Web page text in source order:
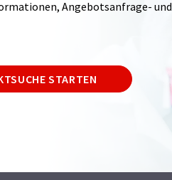
Angebotsanfrage-
STARTEN